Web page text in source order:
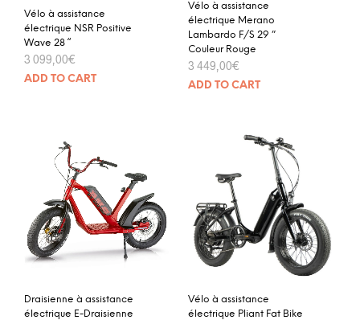
Vélo à assistance
électrique NSR Positive
Wave 28 “
3 099,00€
ADD TO CART
Vélo à assistance
électrique Merano
Lambardo F/S 29 ”
Couleur Rouge
3 449,00€
ADD TO CART
Draisienne à assistance
électrique E-Draisienne
Vélo à assistance
électrique Pliant Fat Bike